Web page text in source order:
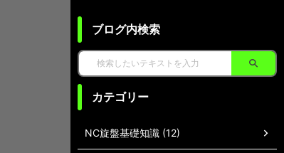
ブログ内検索
カテゴリー
NC旋盤基礎知識 (12)